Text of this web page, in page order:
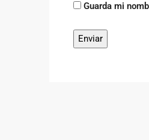
Guarda mi